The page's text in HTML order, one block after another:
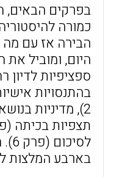
בפרקים הבאים,
כמורה
הבירה אז עם
היום, ומוביל את
ספציפיות לדיון
בארבע המלצות